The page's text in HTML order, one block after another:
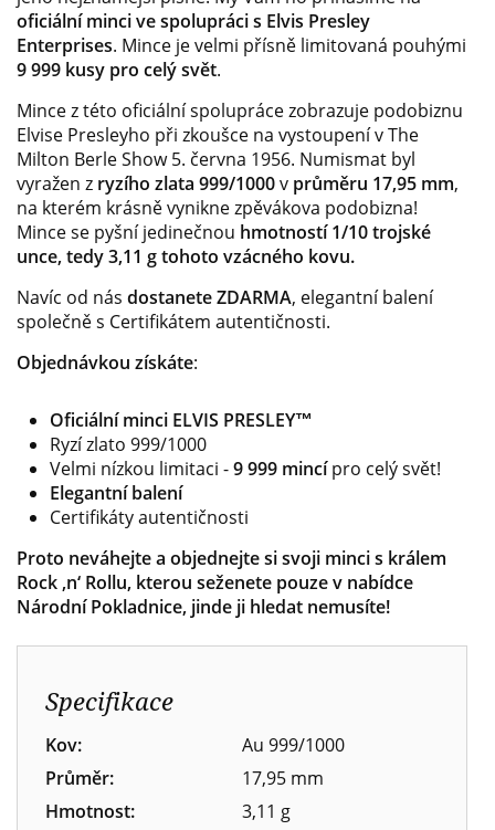
oficiální minci ve spolupráci s Elvis Presley
Enterprises. Mince je velmi přísně limitovaná pouhými
9 999 kusy pro celý svět.
Mince z této oficiální spolupráce zobrazuje podobiznu
Elvise Presleyho při zkoušce na vystoupení v The
Milton Berle Show 5. června 1956. Numismat byl
vyražen z ryzího zlata 999/1000v průměru 17,95 mm,
na kterém krásně vynikne zpěvákova podobizna!
Mince se pyšní jedinečnou hmotností 1/10 trojské
unce, tedy 3,11 g tohoto vzácného kovu.
Navíc od nás dostanete ZDARMA, elegantní balení
společně s Certifikátem autentičnosti.
Objednávkou získáte:
Oficiální minci ELVIS PRESLEY™
Ryzí zlato 999/1000
Velmi nízkou limitaci -9 999 mincípro celý svět!
Elegantní balení
Certifikáty autentičnosti
Proto neváhejte a objednejte si svoji minci s králem
Rock ‚n‘ Rollu, kterou seženete pouze v nabídce
Národní Pokladnice, jinde ji hledat nemusíte!
Specifikace
Kov:
Au 999/1000
Průměr:
17,95 mm
Hmotnost:
3,11 g